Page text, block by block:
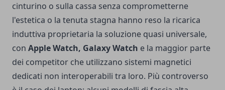
cinturino o sulla cassa senza comprometterne
l'estetica o la tenuta stagna hanno reso la ricarica
induttiva proprietaria la soluzione quasi universale,
con Apple Watch, Galaxy Watch e la maggior parte
dei competitor che utilizzano sistemi magnetici
dedicati non interoperabili tra loro. Più controverso